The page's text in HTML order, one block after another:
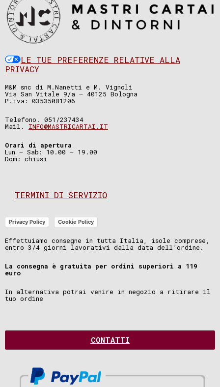
LE TUE PREFERENZE RELATIVE ALLA
PRIVACY
M&M snc di M.Nanetti e M. Vignoli
Via San Vitale 9/a – 40125 Bologna
P.iva: 03535081206
Telefono. 051/237434
Mail. INFO@MASTRICARTAI.IT
Orari di apertura
Lun – Sab: 10.00 – 19.00
Dom: chiusi
TERMINI DI SERVIZIO
Privacy Policy Cookie Policy
Effettuiamo consegne in tutta Italia, isole comprese,
entro 3/4 giorni lavorativi dalla data dell’ordine.
La consegna è gratuita per ordini superiori a 119
euro
In alternativa potrai venire in negozio a ritirare il
tuo ordine
CONTATTI